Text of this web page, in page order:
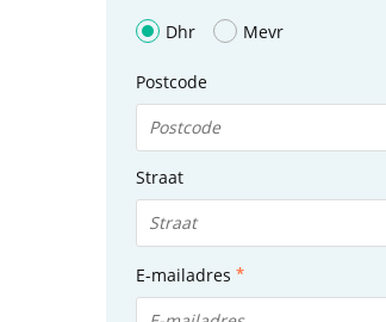
Dhr
Mevr
Postcode
Straat
E-mailadres